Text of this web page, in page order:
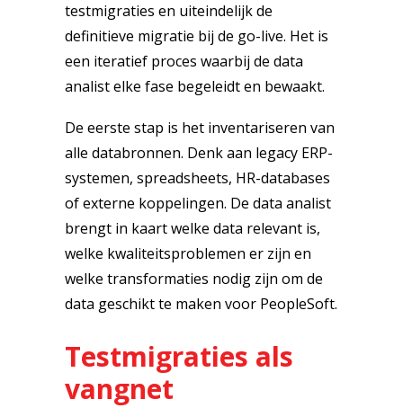
testmigraties en uiteindelijk de
definitieve migratie bij de go-live. Het is
een iteratief proces waarbij de data
analist elke fase begeleidt en bewaakt.
De eerste stap is het inventariseren van
alle databronnen. Denk aan legacy ERP-
systemen, spreadsheets, HR-databases
of externe koppelingen. De data analist
brengt in kaart welke data relevant is,
welke kwaliteitsproblemen er zijn en
welke transformaties nodig zijn om de
data geschikt te maken voor PeopleSoft.
Testmigraties als
vangnet